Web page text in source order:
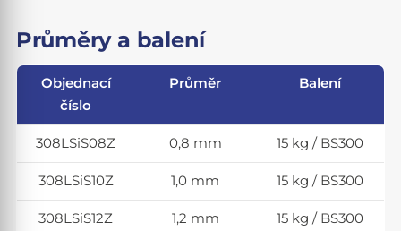
Průměry a balení
Objednací
číslo
Průměr Balení
308LSiS08Z 0,8 mm 15 kg / BS300
308LSiS10Z 1,0 mm 15 kg / BS300
308LSiS12Z 1,2 mm 15 kg / BS300